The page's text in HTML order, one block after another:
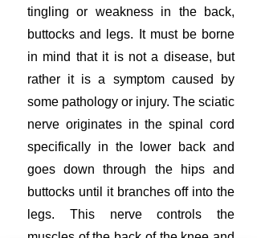
tingling or weakness in the back,
buttocks and legs. It must be borne
in mind that it is not a disease, but
rather it is a symptom caused by
some pathology or injury. The sciatic
nerve originates in the spinal cord
specifically in the lower back and
goes down through the hips and
buttocks until it branches off into the
legs. This nerve controls the